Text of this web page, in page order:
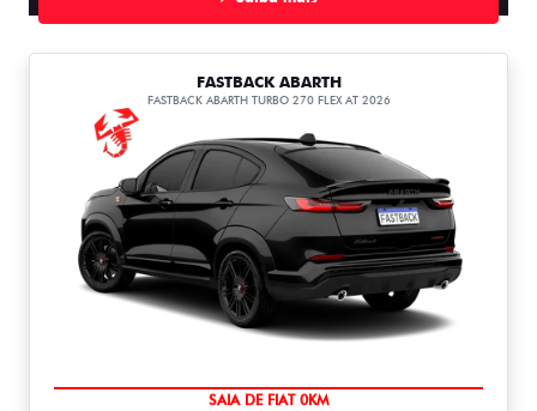
FASTBACK ABARTH
FASTBACK ABARTH TURBO 270 FLEX AT 2026
PREÇO IMPERDÍVEL